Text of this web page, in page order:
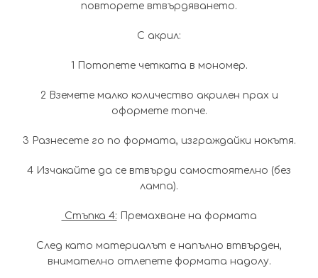
повторете втвърдяването.
С акрил:
1️ Потопете четката в мономер.
2️ Вземете малко количество акрилен прах и
оформете топче.
3️ Разнесете го по формата, изграждайки нокътя.
4️ Изчакайте да се втвърди самостоятелно (без
лампа).
Стъпка 4: Премахване на формата
След като материалът е напълно втвърден,
внимателно отлепете формата надолу.